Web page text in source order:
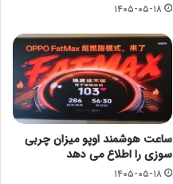
۱۴۰۵-۰۵-۱۸
ساعت هوشمند اوپو میزان چربی
سوزی را اطلاع می دهد
۱۴۰۵-۰۵-۱۸